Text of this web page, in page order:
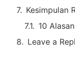
Kesimpulan
10
Leave a